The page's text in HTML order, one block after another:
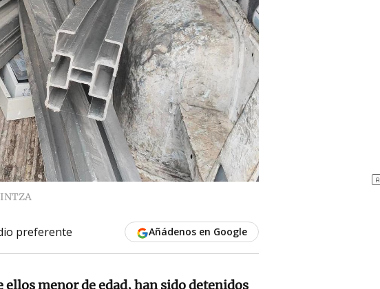
preferente Añádenos en Google
ellos menor de edad, han sido detenidos